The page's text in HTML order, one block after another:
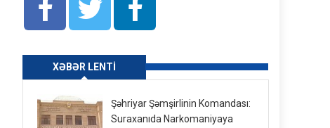
XƏBƏR LENTI
Şəhriyar Şəmşirlinin Komandası:
Suraxanıda Narkomaniyaya